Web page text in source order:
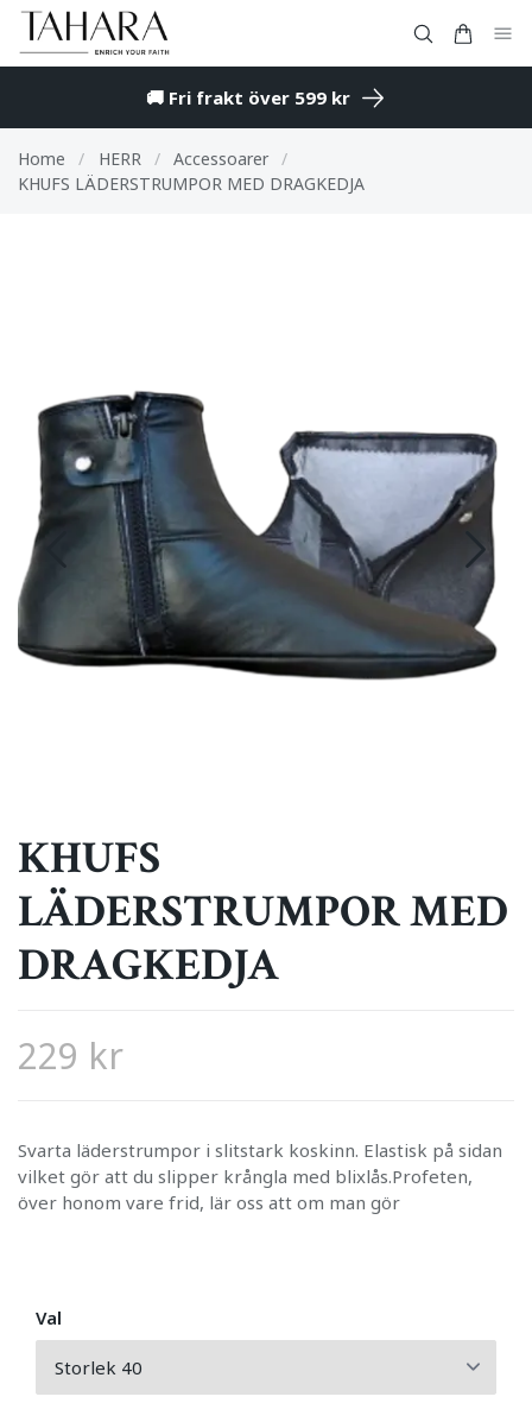
🚚 Fri frakt över 599 kr
Home / HERR / Accessoarer /
KHUFS LÄDERSTRUMPOR MED DRAGKEDJA
KHUFS
LÄDERSTRUMPOR MED
DRAGKEDJA
229 kr
Svarta läderstrumpor i slitstark koskinn. Elastisk på sidan
vilket gör att du slipper krångla med blixlås.Profeten,
över honom vare frid, lär oss att om man gör
Val